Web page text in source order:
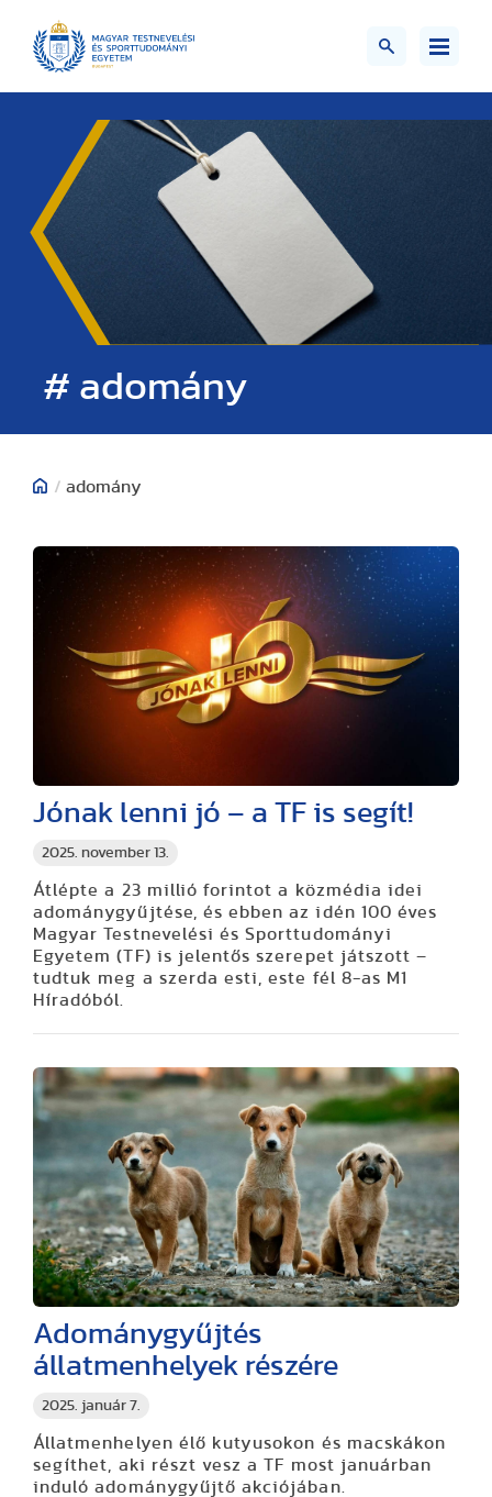
# adomány
/ adomány
2025. november 13.
Jónak lenni jó – a TF is segít!
Átlépte a 23 millió forintot a közmédia idei
adománygyűjtése, és ebben az idén 100 éves
Magyar Testnevelési és Sporttudományi
Egyetem (TF) is jelentős szerepet játszott –
tudtuk meg a szerda esti, este fél 8-as M1
Híradóból.
2025. január 7.
Adománygyűjtés
állatmenhelyek részére
Állatmenhelyen élő kutyusokon és macskákon
segíthet, aki részt vesz a TF most januárban
induló adománygyűjtő akciójában.